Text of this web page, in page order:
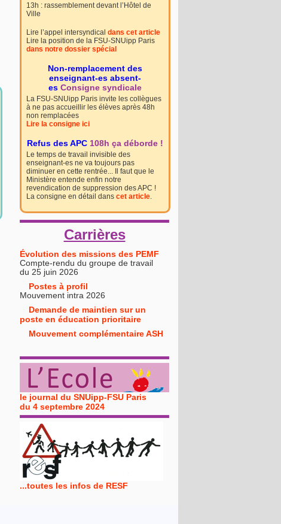
13h : rassemblement devant l’Hôtel de
Ville
Lire l’appel intersyndical dans cet article
Lire la position de la FSU-SNUipp Paris
dans notre dossier spécial
Non-remplacement des
enseignant-es absent-
es Consigne syndicale
La FSU-SNUipp Paris invite les collègues
à ne pas accueillir les élèves après 48h
non remplacées
Lire la consigne ici
Refus des APC 108h ça déborde !
Le temps de travail invisible des
enseignant-es ne va toujours pas
diminuer en cette rentrée... Il faut que le
Ministère entende enfin notre
revendication de suppression des APC !
La consigne en détail dans cet article.
Carrières
Évolution des missions des PEMF
Compte-rendu du groupe de travail
du 25 juin 2026
Postes à profil
Mouvement intra 2026
Demande de maintien sur un
poste en éducation prioritaire
Mouvement complémentaire ASH
le journal du SNUipp-FSU Paris
du 4 septembre 2024
...toutes les infos de RESF